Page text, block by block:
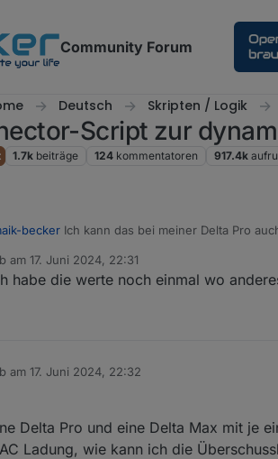
Community Forum
Deutsch Skripten / Logik
Script zur
1.7k beiträge 124 kommentatoren 917.4k
becker Ich kann das bei meiner Delta Pro
am 17. Juni 2024, 22:31
editiert von
habe die werte noch einmal wo
am 17. Juni 2024, 22:32
editiert von
Delta Pro und eine Delta Max mit je
Ladung, wie kann ich die